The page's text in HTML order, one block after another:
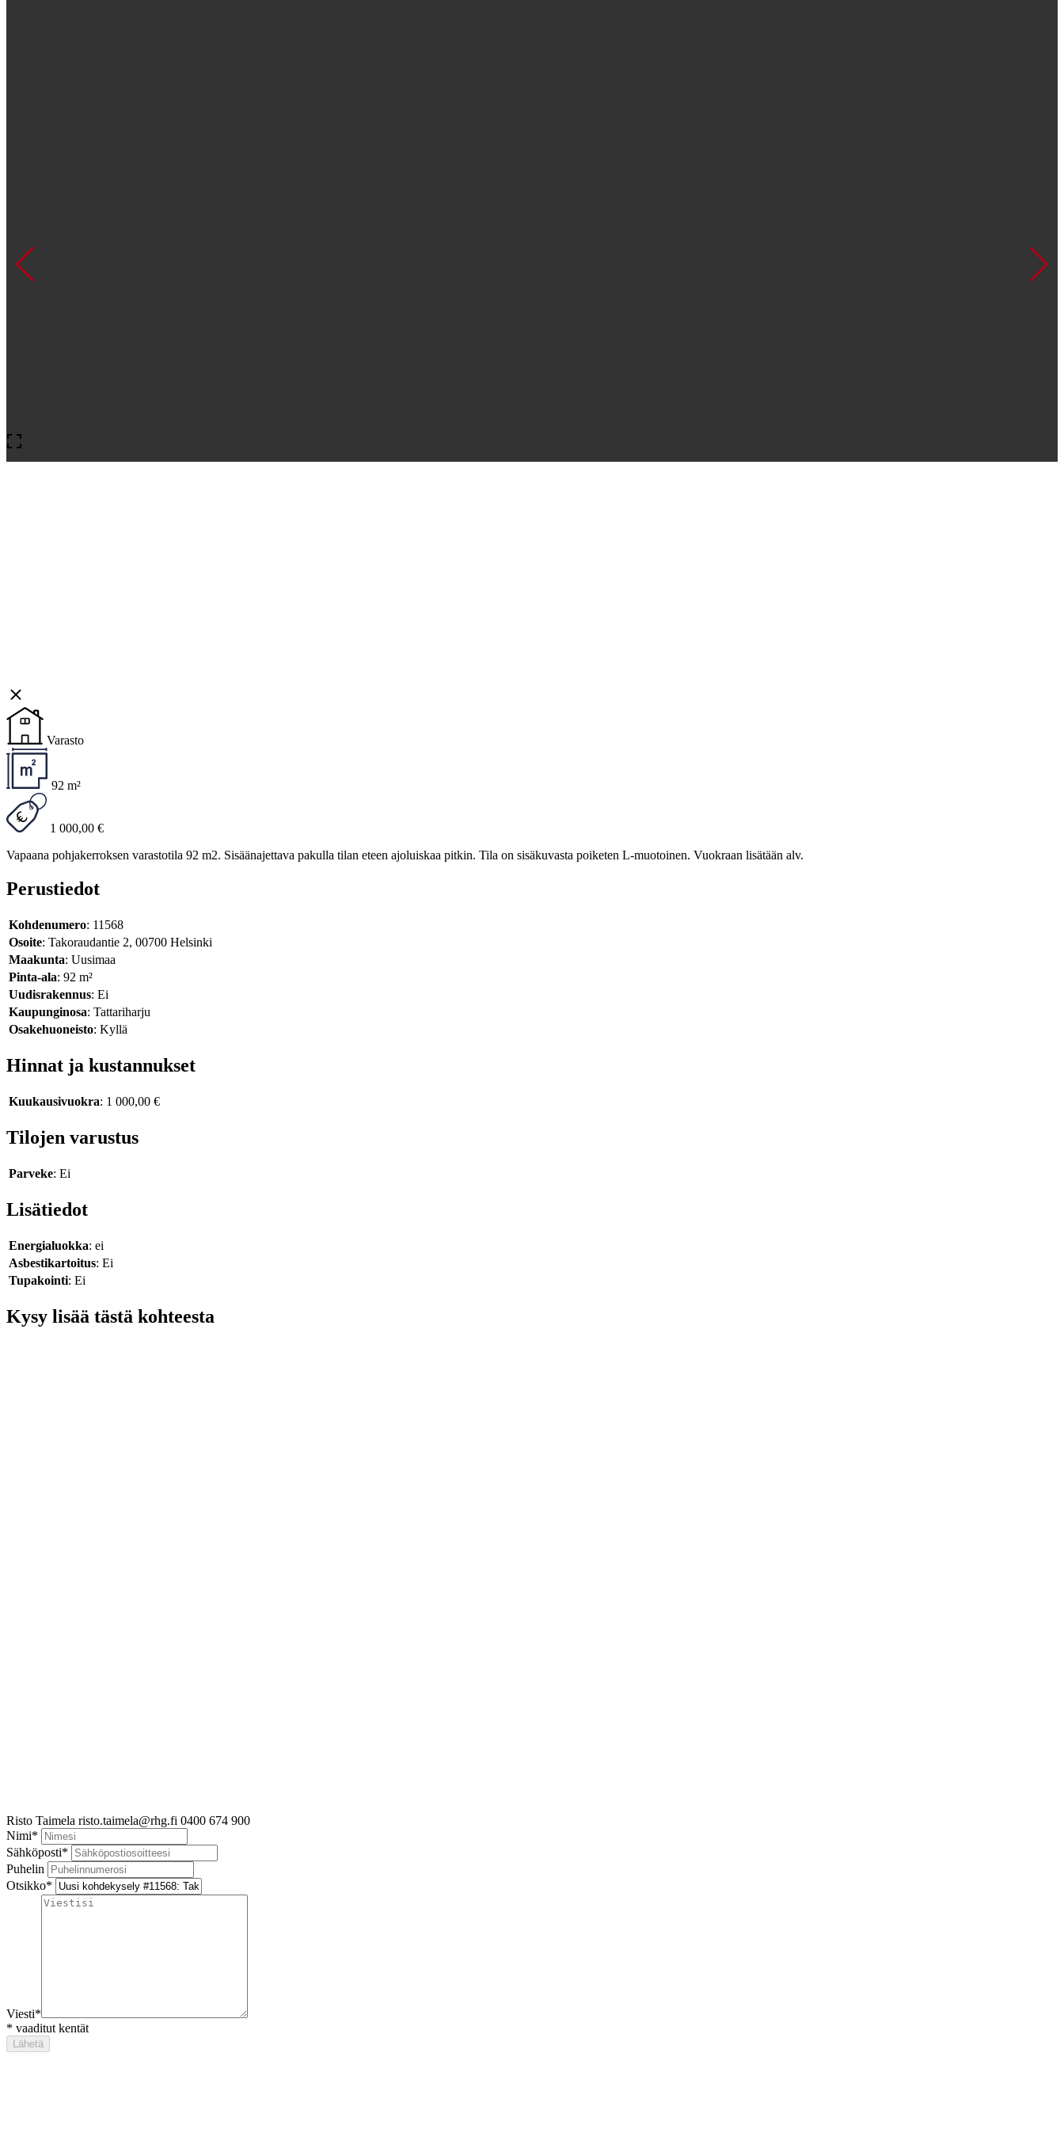
Varasto
92 m²
1 000,00 €
Vapaana pohjakerroksen varastotila 92 m2. Sisäänajettava pakulla tilan eteen ajoluiskaa pitkin. Tila on sisäkuvasta poiketen L-muotoinen. Vuokraan lisätään alv.
Perustiedot
Kohdenumero: 11568
Osoite: Takoraudantie 2, 00700 Helsinki
Maakunta: Uusimaa
Pinta-ala: 92 m²
Uudisrakennus: Ei
Kaupunginosa: Tattariharju
Osakehuoneisto: Kyllä
Hinnat ja kustannukset
Kuukausivuokra: 1 000,00 €
Tilojen varustus
Parveke: Ei
Lisätiedot
Energialuokka: ei
Asbestikartoitus: Ei
Tupakointi: Ei
Kysy lisää tästä kohteesta
Risto Taimela risto.taimela@rhg.fi 0400 674 900
Nimi*
Sähköposti*
Puhelin
Otsikko*
Viesti*
* vaaditut kentät